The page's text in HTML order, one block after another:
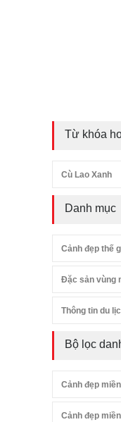
Từ khóa
Cù Lao Xanh
Danh mục
Cảnh đẹp thế
Đặc sản vùng
Thông tin du
Bộ lọc
Cảnh đẹp
Cảnh đẹp